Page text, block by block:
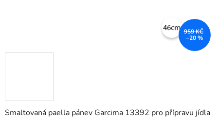
Smaltovaná paella pánev Garcima 13392 pro přípravu jídla
959 KČ
–20 %